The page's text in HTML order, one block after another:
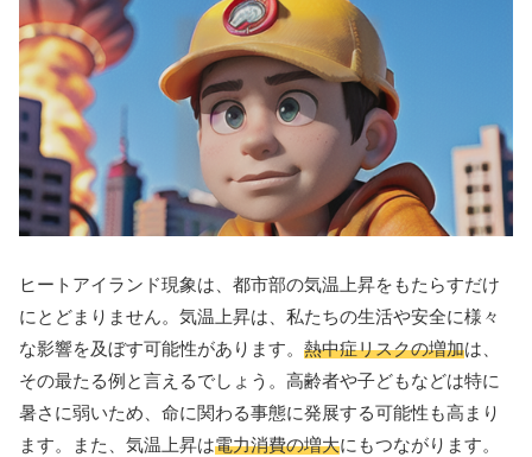
ヒートアイランド現象は、都市部の気温上昇をもたらすだけ
にとどまりません。気温上昇は、私たちの生活や安全に様々
な影響を及ぼす可能性があります。 熱中症リスクの増加は、
その最たる例と言えるでしょう。高齢者や子どもなどは特に
暑さに弱いため、命に関わる事態に発展する可能性も高まり
ます。また、気温上昇は電力消費の増大にもつながります。